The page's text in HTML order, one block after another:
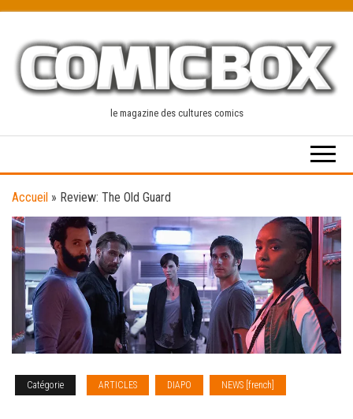
content
le magazine des cultures comics
Accueil » Review: The Old Guard
Catégorie ARTICLES DIAPO NEWS [french]